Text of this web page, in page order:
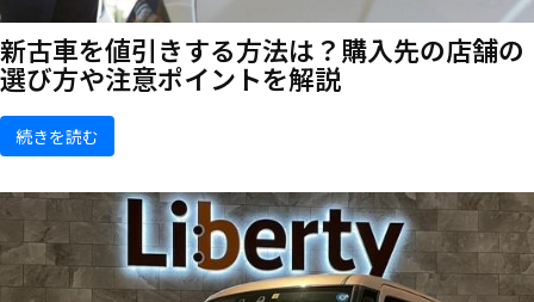
新古車を値引きする方法は？購入先の店舗の
選び方や注意ポイントを解説
続きを読む